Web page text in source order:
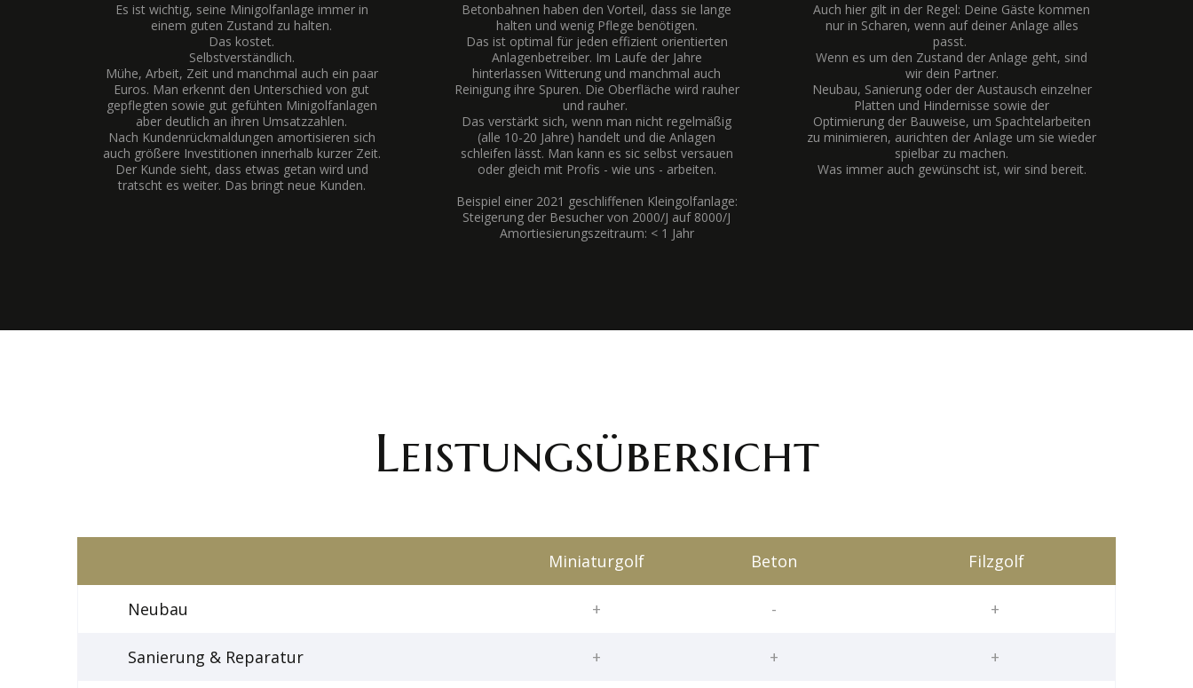
Es ist wichtig, seine Minigolfanlage immer in
einem guten Zustand zu halten.
Das kostet.
Selbstverständlich.
Mühe, Arbeit, Zeit und manchmal auch ein paar
Euros. Man erkennt den Unterschied von gut
gepflegten sowie gut gefühten Minigolfanlagen
aber deutlich an ihren Umsatzzahlen.
Nach Kundenrückmaldungen amortisieren sich
auch größere Investitionen innerhalb kurzer Zeit.
Der Kunde sieht, dass etwas getan wird und
tratscht es weiter. Das bringt neue Kunden.
Betonbahnen haben den Vorteil, dass sie lange
halten und wenig Pflege benötigen.
Das ist optimal für jeden effizient orientierten
Anlagenbetreiber. Im Laufe der Jahre
hinterlassen Witterung und manchmal auch
Reinigung ihre Spuren. Die Oberfläche wird rauher
und rauher.
Das verstärkt sich, wenn man nicht regelmäßig
(alle 10-20 Jahre) handelt und die Anlagen
schleifen lässt. Man kann es sic selbst versauen
oder gleich mit Profis - wie uns - arbeiten.
Beispiel einer 2021 geschliffenen Kleingolfanlage:
Steigerung der Besucher von 2000/J auf 8000/J
Amortiesierungszeitraum: < 1 Jahr
Auch hier gilt in der Regel: Deine Gäste kommen
nur in Scharen, wenn auf deiner Anlage alles
passt.
Wenn es um den Zustand der Anlage geht, sind
wir dein Partner.
Neubau, Sanierung oder der Austausch einzelner
Platten und Hindernisse sowie der
Optimierung der Bauweise, um Spachtelarbeiten
zu minimieren, aurichten der Anlage um sie wieder
spielbar zu machen.
Was immer auch gewünscht ist, wir sind bereit.
Leistungsübersicht
Miniaturgolf Beton Filzgolf
Neubau + - +
Sanierung & Reparatur + + +